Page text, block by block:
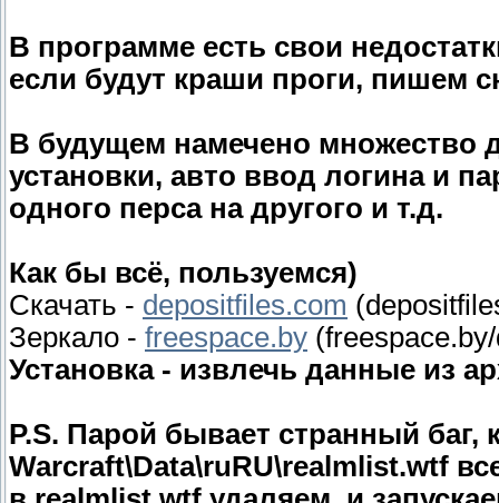
В программе есть свои
если будут краши проги, пишем
В будущем намечено множество
установки, авто ввод логина и
одного перса на другого и т.д.
Как бы всё, пользуемся)
Скачать - depositfiles.com
Зеркало - freespace.by
Установка - извлечь данные из
P.S. Парой бывает странный баг,
Warcraft\Data\ruRU\realmlist.wtf